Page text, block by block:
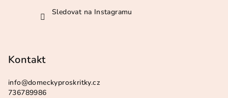
Sledovat na Instagramu
Kontakt
info@domeckyproskritky.cz
736789986